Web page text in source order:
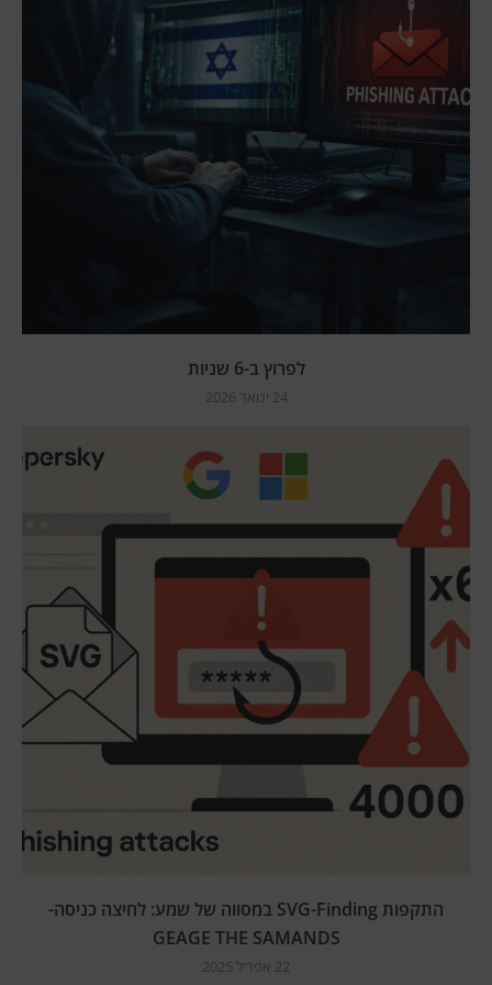
לפרוץ ב-6 שניות
24 ינואר 2026
התקפות SVG-Finding במסווה של שמע: לחיצה כניסה-
GEAGE THE SAMANDS
22 אפריל 2025